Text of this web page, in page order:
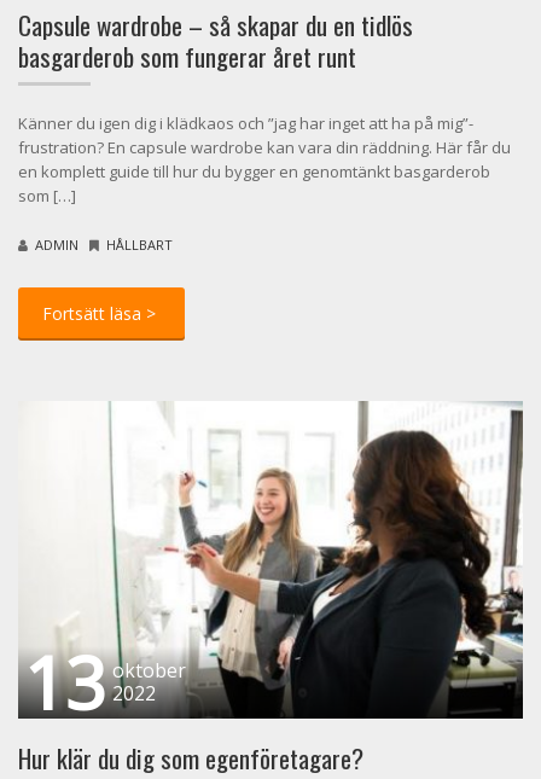
Capsule wardrobe – så skapar du en tidlös
basgarderob som fungerar året runt
Känner du igen dig i klädkaos och ”jag har inget att ha på mig”-
frustration? En capsule wardrobe kan vara din räddning. Här får du
en komplett guide till hur du bygger en genomtänkt basgarderob
som […]
ADMIN HÅLLBART
13 oktober
2022
Hur klär du dig som egenföretagare?